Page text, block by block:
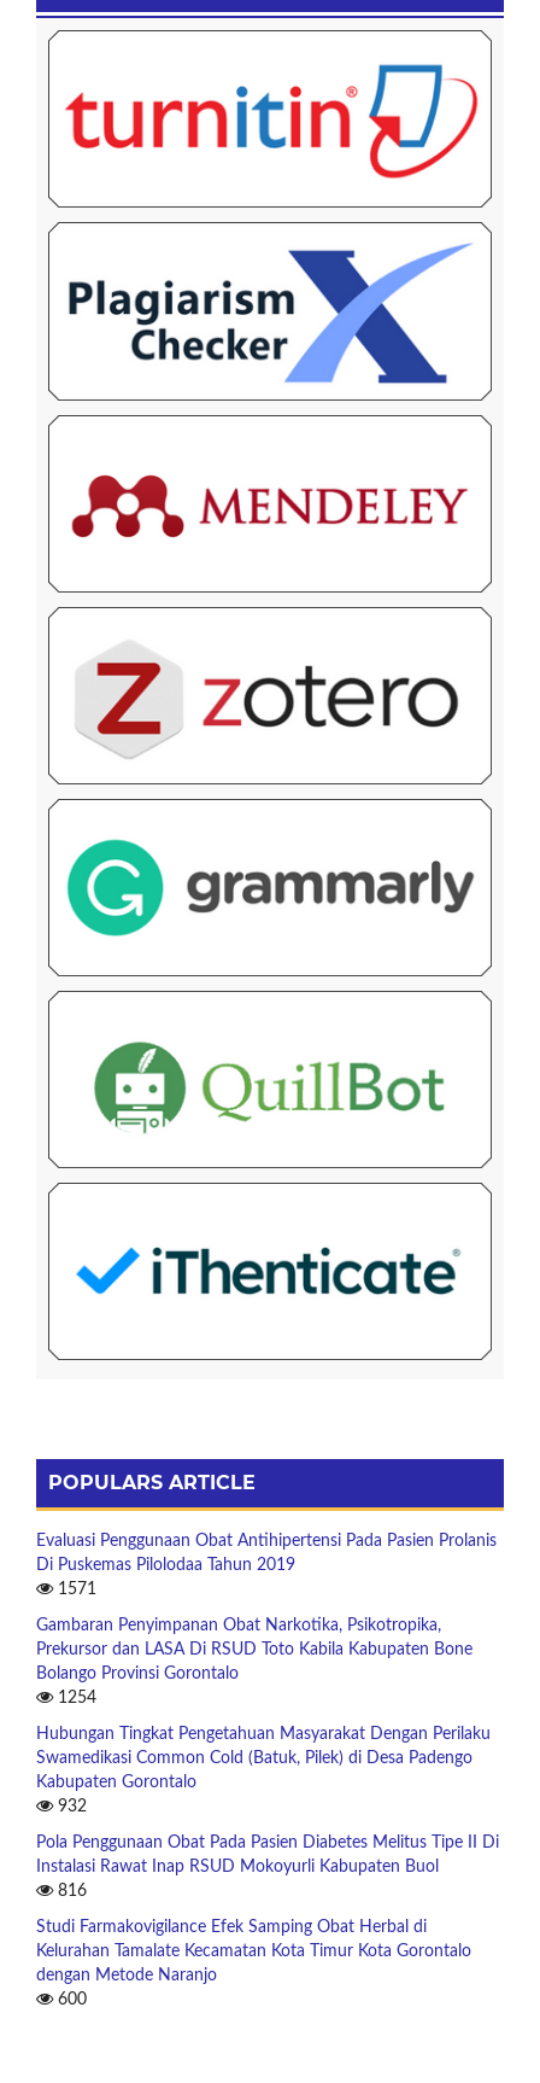
POPULARS ARTICLE
Evaluasi Penggunaan Obat Antihipertensi Pada Pasien Prolanis
Di Puskemas Pilolodaa Tahun 2019
1571
Gambaran Penyimpanan Obat Narkotika, Psikotropika,
Prekursor dan LASA Di RSUD Toto Kabila Kabupaten Bone
Bolango Provinsi Gorontalo
1254
Hubungan Tingkat Pengetahuan Masyarakat Dengan Perilaku
Swamedikasi Common Cold (Batuk, Pilek) di Desa Padengo
Kabupaten Gorontalo
932
Pola Penggunaan Obat Pada Pasien Diabetes Melitus Tipe II Di
Instalasi Rawat Inap RSUD Mokoyurli Kabupaten Buol
816
Studi Farmakovigilance Efek Samping Obat Herbal di
Kelurahan Tamalate Kecamatan Kota Timur Kota Gorontalo
dengan Metode Naranjo
600